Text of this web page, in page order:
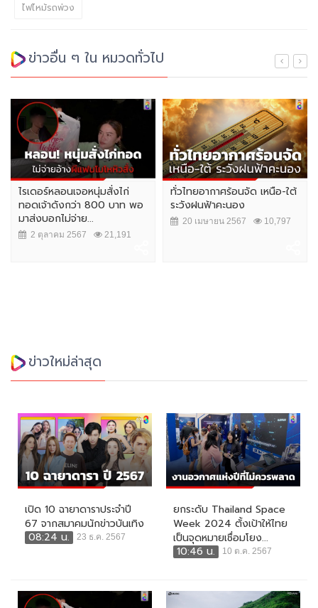
ไฟไหม้รถพ่วง
ข่าวอื่น ๆ ใน หมวดทั่วไป
ไรเดอร์หลอนเจอหนุ่มสั่งไก่
ทอดเจ้าดังกว่า 800 บาท พอ
มาส่งบอกไม่จ่าย...
2 ตุลาคม 2567 21,191
ทั่วไทยอากาศร้อนจัด เหนือ-ใต้
ระวังฝนฟ้าคะนอง
20 เมษายน 2567 10,797
ข่าวใหม่ล่าสุด
เปิด 10 ฉายาดาราประจำปี
67 จากสมาคมนักข่าวบันเทิง
08:24 น.
23 ธ.ค. 2567
ยกระดับ Thailand Space
Week 2024 ตั้งเป้าให้ไทย
เป็นจุดหมายเชื่อมโยง...
10:46 น.
10 ต.ค. 2567